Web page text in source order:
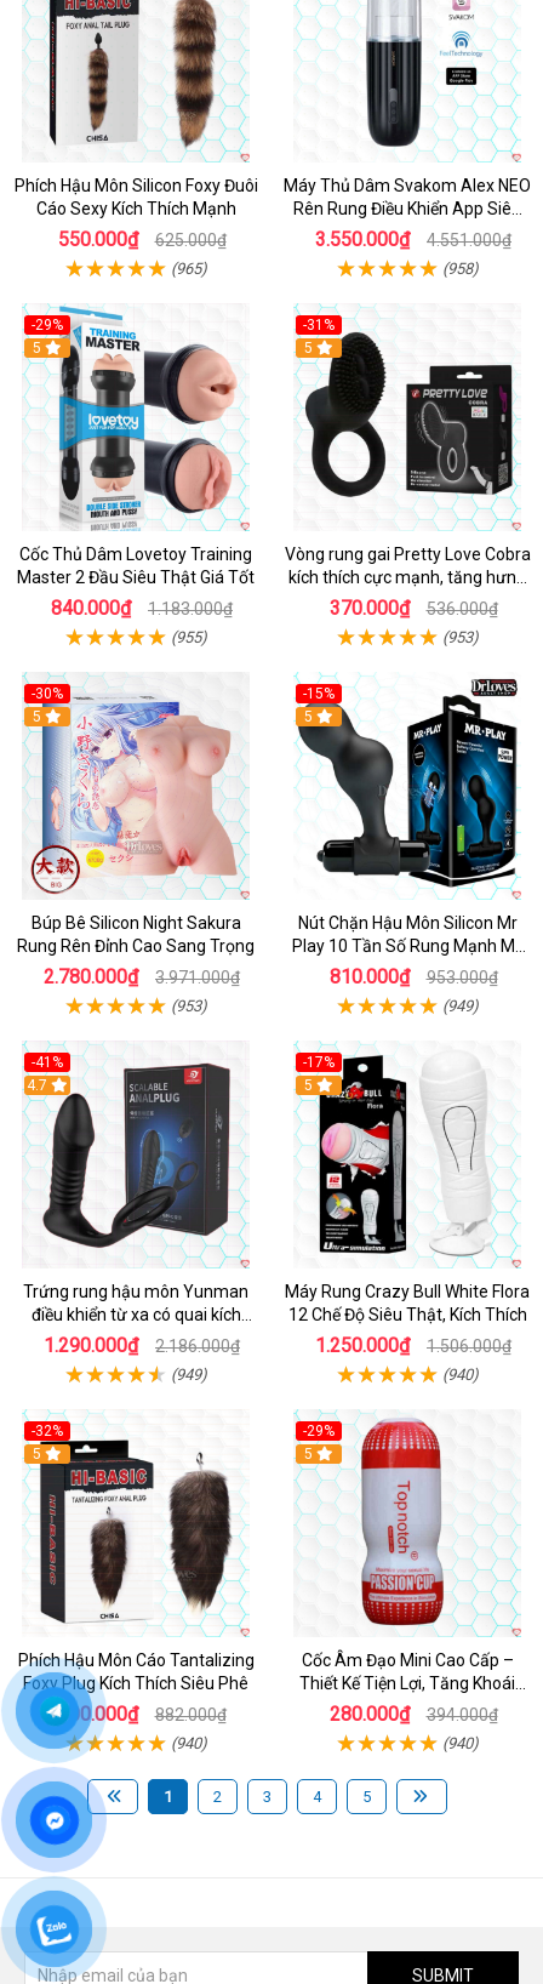
Phích Hậu Môn Silicon Foxy Đuôi
Cáo Sexy Kích Thích Mạnh
550.000₫ 625.000₫
(965)
Máy Thủ Dâm Svakom Alex NEO
Rên Rung Điều Khiển App Siêu
Phê
3.550.000₫ 4.551.000₫
(958)
-29%
Hot
5
Cốc Thủ Dâm Lovetoy Training
Master 2 Đầu Siêu Thật Giá Tốt
840.000₫ 1.183.000₫
(955)
-31%
5
Vòng rung gai Pretty Love Cobra
kích thích cực mạnh, tăng hưng
phấn
370.000₫ 536.000₫
(953)
-30%
Hot
5
Búp Bê Silicon Night Sakura
Rung Rên Đỉnh Cao Sang Trọng
2.780.000₫ 3.971.000₫
(953)
-15%
Hot
5
Nút Chặn Hậu Môn Silicon Mr
Play 10 Tần Số Rung Mạnh Mẽ
Kích Thích
810.000₫ 953.000₫
(949)
-41%
Hot
4.7
Trứng rung hậu môn Yunman
điều khiển từ xa có quai kích
thích
1.290.000₫ 2.186.000₫
(949)
-17%
5
Máy Rung Crazy Bull White Flora
12 Chế Độ Siêu Thật, Kích Thích
1.250.000₫ 1.506.000₫
(940)
-32%
Hot
5
Phích Hậu Môn Cáo Tantalizing
Foxy Plug Kích Thích Siêu Phê
600.000₫ 882.000₫
(940)
-29%
5
Cốc Âm Đạo Mini Cao Cấp –
Thiết Kế Tiện Lợi, Tăng Khoái
Cảm
280.000₫ 394.000₫
(940)
1 2 3 4 5
SUBMIT